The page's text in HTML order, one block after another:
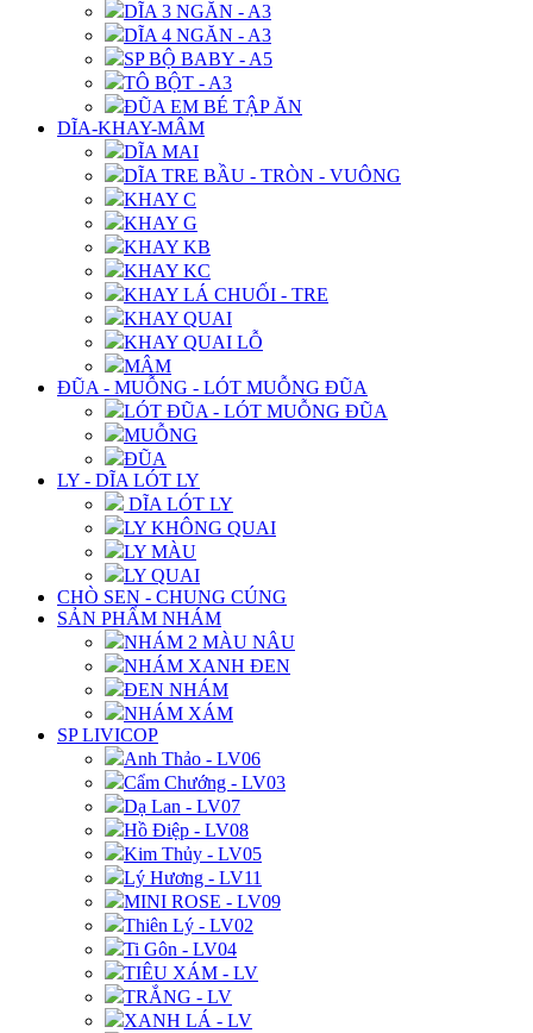
DĨA 3 NGĂN - A3
DĨA 4 NGĂN - A3
SP BỘ BABY - A5
TÔ BỘT - A3
ĐŨA EM BÉ TẬP ĂN
DĨA-KHAY-MÂM
DĨA MAI
DĨA TRE BẦU - TRÒN - VUÔNG
KHAY C
KHAY G
KHAY KB
KHAY KC
KHAY LÁ CHUỐI - TRE
KHAY QUAI
KHAY QUAI LỖ
MÂM
ĐŨA - MUỖNG - LÓT MUỖNG ĐŨA
LÓT ĐŨA - LÓT MUỖNG ĐŨA
MUỖNG
ĐŨA
LY - DĨA LÓT LY
DĨA LÓT LY
LY KHÔNG QUAI
LY MÀU
LY QUAI
CHÒ SEN - CHUNG CÚNG
SẢN PHẨM NHÁM
NHÁM 2 MÀU NÂU
NHÁM XANH ĐEN
ĐEN NHÁM
NHÁM XÁM
SP LIVICOP
Anh Thảo - LV06
Cẩm Chướng - LV03
Dạ Lan - LV07
Hồ Điệp - LV08
Kim Thủy - LV05
Lý Hương - LV11
MINI ROSE - LV09
Thiên Lý - LV02
Ti Gôn - LV04
TIÊU XÁM - LV
TRẮNG - LV
XANH LÁ - LV